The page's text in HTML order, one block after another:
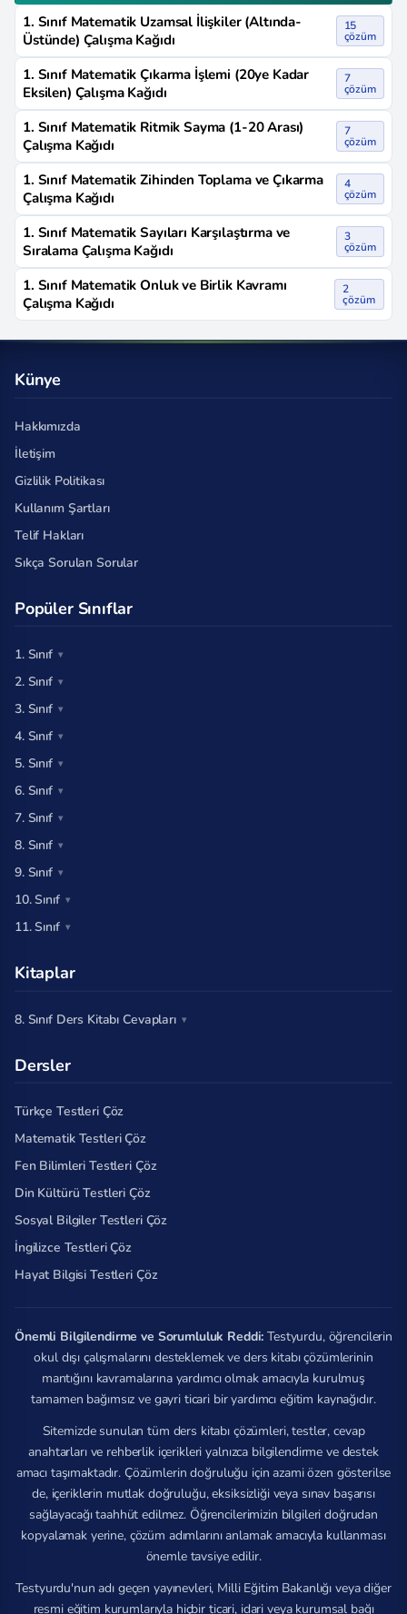
1. Sınıf Matematik Uzamsal İlişkiler (Altında-
Üstünde) Çalışma Kağıdı
15
çözüm
1. Sınıf Matematik Çıkarma İşlemi (20ye Kadar
Eksilen) Çalışma Kağıdı
7
çözüm
1. Sınıf Matematik Ritmik Sayma (1-20 Arası)
Çalışma Kağıdı
7
çözüm
1. Sınıf Matematik Zihinden Toplama ve Çıkarma
Çalışma Kağıdı
4
çözüm
1. Sınıf Matematik Sayıları Karşılaştırma ve
Sıralama Çalışma Kağıdı
3
çözüm
1. Sınıf Matematik Onluk ve Birlik Kavramı
Çalışma Kağıdı
2
çözüm
Künye
Hakkımızda
İletişim
Gizlilik Politikası
Kullanım Şartları
Telif Hakları
Sıkça Sorulan Sorular
Popüler Sınıflar
1. Sınıf
2. Sınıf
3. Sınıf
4. Sınıf
5. Sınıf
6. Sınıf
7. Sınıf
8. Sınıf
9. Sınıf
10. Sınıf
11. Sınıf
Kitaplar
8. Sınıf Ders Kitabı Cevapları
Dersler
Türkçe Testleri Çöz
Matematik Testleri Çöz
Fen Bilimleri Testleri Çöz
Din Kültürü Testleri Çöz
Sosyal Bilgiler Testleri Çöz
İngilizce Testleri Çöz
Hayat Bilgisi Testleri Çöz
Önemli Bilgilendirme ve Sorumluluk Reddi: Testyurdu, öğrencilerin
okul dışı çalışmalarını desteklemek ve ders kitabı çözümlerinin
mantığını kavramalarına yardımcı olmak amacıyla kurulmuş
tamamen bağımsız ve gayri ticari bir yardımcı eğitim kaynağıdır.
Sitemizde sunulan tüm ders kitabı çözümleri, testler, cevap
anahtarları ve rehberlik içerikleri yalnızca bilgilendirme ve destek
amacı taşımaktadır. Çözümlerin doğruluğu için azami özen gösterilse
de, içeriklerin mutlak doğruluğu, eksiksizliği veya sınav başarısı
sağlayacağı taahhüt edilmez. Öğrencilerimizin bilgileri doğrudan
kopyalamak yerine, çözüm adımlarını anlamak amacıyla kullanması
önemle tavsiye edilir.
Testyurdu'nun adı geçen yayınevleri, Milli Eğitim Bakanlığı veya diğer
resmi eğitim kurumlarıyla hiçbir ticari, idari veya kurumsal bağı